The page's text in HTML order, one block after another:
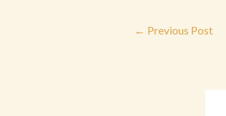
← Previous Post